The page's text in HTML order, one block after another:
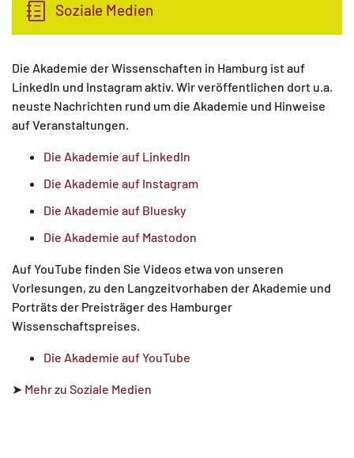
Soziale Medien
Die Akademie der Wissenschaften in Hamburg ist auf
LinkedIn und Instagram aktiv. Wir veröffentlichen dort u.a.
neuste Nachrichten rund um die Akademie und Hinweise
auf Veranstaltungen.
Die Akademie auf LinkedIn
Die Akademie auf Instagram
Die Akademie auf Bluesky
Die Akademie auf Mastodon
Auf YouTube finden Sie Videos etwa von unseren
Vorlesungen, zu den Langzeitvorhaben der Akademie und
Porträts der Preisträger des Hamburger
Wissenschaftspreises.
Die Akademie auf YouTube
➤ Mehr zu Soziale Medien